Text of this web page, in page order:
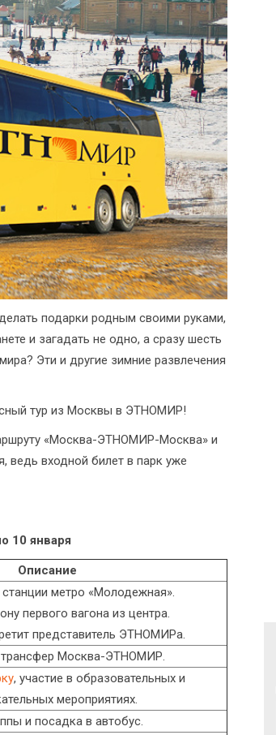
подарки родным своими руками,
и загадать не одно, а сразу шесть
Эти и другие зимние развлечения
тур из Москвы в ЭТНОМИР!
«Москва-ЭТНОМИР-Москва» и
ведь входной билет в парк уже
10 января
Описание
метро «Молодежная».
первого вагона из центра.
представитель ЭТНОМИРа.
Москва-ЭТНОМИР.
, участие в образовательных и
мероприятиях.
и посадка в автобус.